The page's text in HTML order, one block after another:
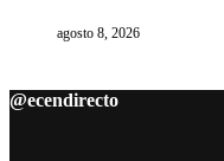
agosto 8, 2026
@ecendirecto